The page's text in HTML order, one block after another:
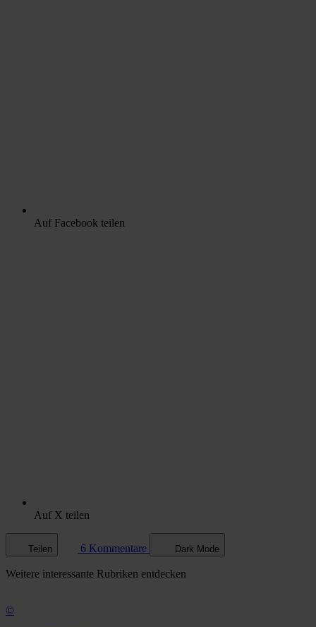
Auf Facebook teilen
Auf X teilen
Teilen 6 Kommentare Dark Mode
Weitere interessante Rubriken entdecken
©